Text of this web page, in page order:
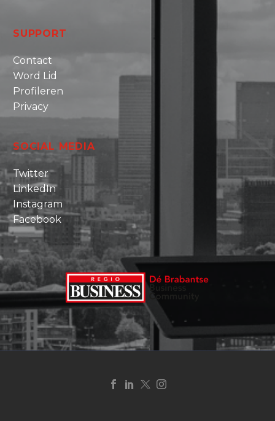
SUPPORT
Contact
Word Lid
Profileren
Privacy
SOCIAL MEDIA
Twitter
LinkedIn
Instagram
Facebook